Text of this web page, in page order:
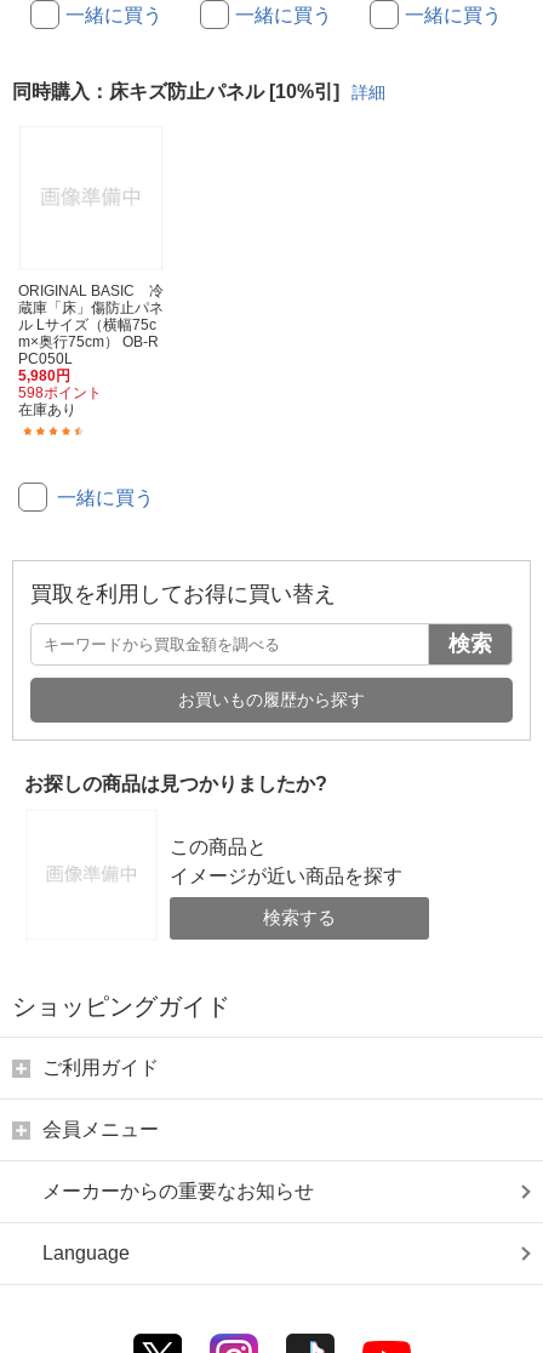
一緒に買う 一緒に買う 一緒に買う
同時購入：床キズ防止パネル [10%引] 詳細
ORIGINAL BASIC 冷
蔵庫「床」傷防止パネ
ル Lサイズ（横幅75c
m×奥行75cm） OB-R
PC050L
5,980円
598ポイント
在庫あり
一緒に買う
買取を利用してお得に買い替え
検索
お買いもの履歴から探す
お探しの商品は見つかりましたか?
この商品と
イメージが近い商品を探す
検索する
ショッピングガイド
ご利用ガイド
会員メニュー
メーカーからの重要なお知らせ
Language